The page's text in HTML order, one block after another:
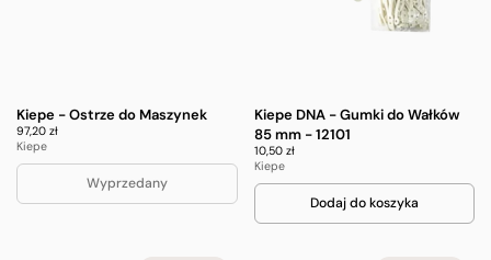
Kiepe - Ostrze do Maszynek
97,20 zł
Kiepe
Wyprzedany
Kiepe DNA - Gumki do Wałków
85 mm - 12101
10,50 zł
Kiepe
Dodaj do koszyka